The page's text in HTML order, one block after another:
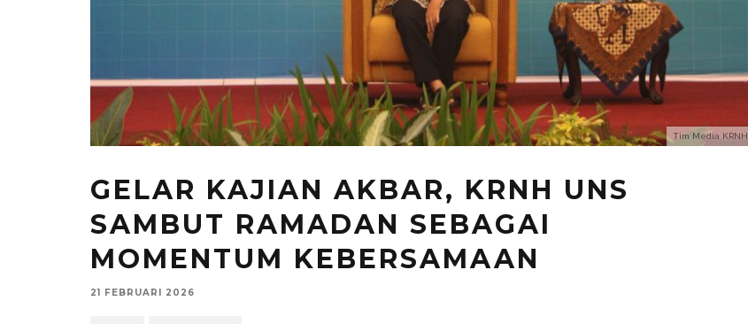
Tim Media KRNH
GELAR KAJIAN AKBAR, KRNH UNS
SAMBUT RAMADAN SEBAGAI
MOMENTUM KEBERSAMAAN
21 FEBRUARI 2026